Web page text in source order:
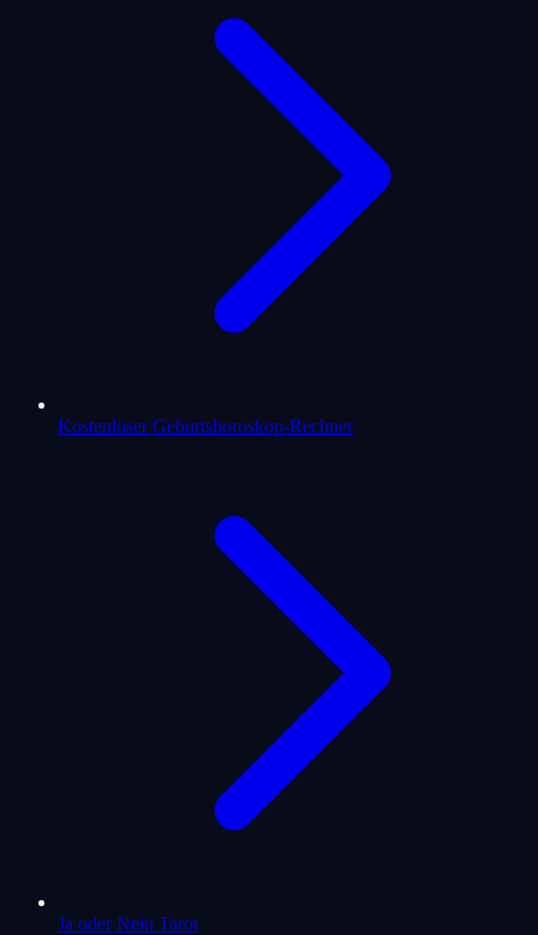
Kostenloser Geburtshoroskop-Rechner
Ja oder Nein Tarot